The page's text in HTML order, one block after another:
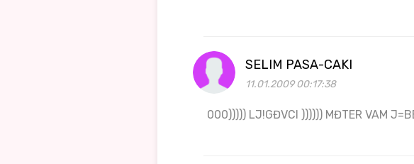
SELIM PASA-CAKI
11.01.2009 00:17:38
000))))) LJ!GĐVCI )))))) MĐTER VAM